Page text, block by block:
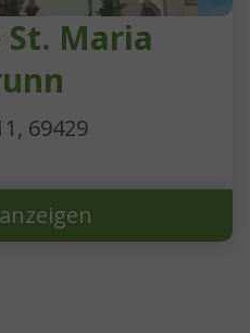
Maria
69429